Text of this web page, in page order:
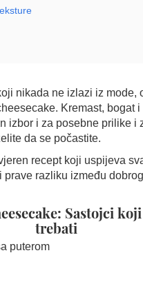
nikada ne izlazi iz mode,
Kremast, bogat
izbor i za posebne prilike i
da se počastite.
recept koji uspijeva
prave razliku između
Sastojci
trebati
puterom